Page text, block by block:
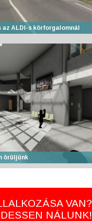
az ALDI-s körforgalomnál
örüljünk
VAN?
NÁLUNK!